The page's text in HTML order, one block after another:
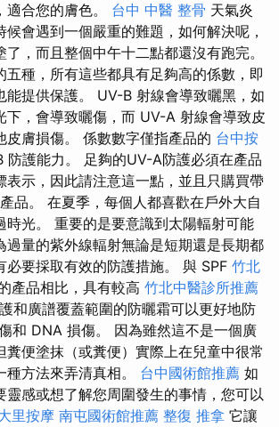
合您的膚色。 台中 中醫 整骨 天氣炎
會遇到一個嚴重的難題，如何解決呢，
，而且整個中午十二點都還沒有跑完。
五種，所有這些都具有足夠高的係數，即
能提供保護。 UV-B 射線會導致曬黑，如
下，會導致曬傷，而 UV-A 射線會導致皮
皮膚損傷。 係數數字僅指產品的 台中按
防護能力。 足夠的UV-A防護必須在產品
表示，因此請注意這一點，並且只購買帶
品。 在夏季，每個人都喜歡在戶外大自
時光。 重要的是要意識到太陽輻射可能
過量的紫外線輻射無論是短期還是長期都
必要採取有效的防護措施。 與 SPF 竹北
產品相比，具有較高 竹北中醫診所推薦
和廣譜覆蓋範圍的防曬霜可以更好地防
和 DNA 損傷。 因為雖然這不是一個廣
糞便塗抹（或糞便）實際上在兒童中很常
種方法來弄清真相。 台中國術館推薦 如
靈感或想了解您周圍發生的事情，您可以
里按摩 南屯國術館推薦 整復 推拿 它讓